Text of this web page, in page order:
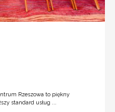
Rzeszowa to piękny
standard usług ...